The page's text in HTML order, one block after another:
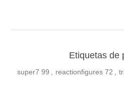
Etiquetas de
super7 99 reactionfigures 72